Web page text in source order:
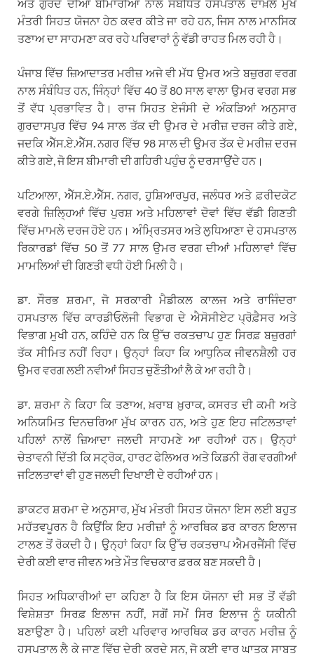
ਅਤੇ ਗੁਰਦੇ ਦੀਆਂ ਬੀਮਾਰੀਆਂ ਨਾਲ ਸੰਬੰਧਿਤ ਹਸਪਤਾਲ ਦਾਖ਼ਲੇ ਮੁੱਖ
ਮੰਤਰੀ ਸਿਹਤ ਯੋਜਨਾ ਹੇਠ ਕਵਰ ਕੀਤੇ ਜਾ ਰਹੇ ਹਨ, ਜਿਸ ਨਾਲ ਮਾਨਸਿਕ
ਤਣਾਅ ਦਾ ਸਾਹਮਣਾ ਕਰ ਰਹੇ ਪਰਿਵਾਰਾਂ ਨੂੰ ਵੱਡੀ ਰਾਹਤ ਮਿਲ ਰਹੀ ਹੈ।
ਪੰਜਾਬ ਵਿੱਚ ਜ਼ਿਆਦਾਤਰ ਮਰੀਜ਼ ਅਜੇ ਵੀ ਮੱਧ ਉਮਰ ਅਤੇ ਬਜ਼ੁਰਗ ਵਰਗ
ਨਾਲ ਸੰਬੰਧਿਤ ਹਨ, ਜਿੰਨ੍ਹਾਂ ਵਿੱਚ 40 ਤੋਂ 80 ਸਾਲ ਵਾਲਾ ਉਮਰ ਵਰਗ ਸਭ
ਤੋਂ ਵੱਧ ਪ੍ਰਭਾਵਿਤ ਹੈ। ਰਾਜ ਸਿਹਤ ਏਜੰਸੀ ਦੇ ਅੰਕੜਿਆਂ ਅਨੁਸਾਰ
ਗੁਰਦਾਸਪੁਰ ਵਿੱਚ 94 ਸਾਲ ਤੱਕ ਦੀ ਉਮਰ ਦੇ ਮਰੀਜ਼ ਦਰਜ ਕੀਤੇ ਗਏ,
ਜਦਕਿ ਐੱਸ.ਏ.ਐੱਸ. ਨਗਰ ਵਿੱਚ 98 ਸਾਲ ਦੀ ਉਮਰ ਤੱਕ ਦੇ ਮਰੀਜ਼ ਦਰਜ
ਕੀਤੇ ਗਏ, ਜੋ ਇਸ ਬੀਮਾਰੀ ਦੀ ਗਹਿਰੀ ਪਹੁੰਚ ਨੂੰ ਦਰਸਾਉਂਦੇ ਹਨ।
ਪਟਿਆਲਾ, ਐੱਸ.ਏ.ਐੱਸ. ਨਗਰ, ਹੁਸ਼ਿਆਰਪੁਰ, ਜਲੰਧਰ ਅਤੇ ਫ਼ਰੀਦਕੋਟ
ਵਰਗੇ ਜ਼ਿਲ੍ਹਿਆਂ ਵਿੱਚ ਪੁਰਸ਼ ਅਤੇ ਮਹਿਲਾਵਾਂ ਦੋਵਾਂ ਵਿੱਚ ਵੱਡੀ ਗਿਣਤੀ
ਵਿੱਚ ਮਾਮਲੇ ਦਰਜ ਹੋਏ ਹਨ। ਅੰਮ੍ਰਿਤਸਰ ਅਤੇ ਲੁਧਿਆਣਾ ਦੇ ਹਸਪਤਾਲ
ਰਿਕਾਰਡਾਂ ਵਿੱਚ 50 ਤੋਂ 77 ਸਾਲ ਉਮਰ ਵਰਗ ਦੀਆਂ ਮਹਿਲਾਵਾਂ ਵਿੱਚ
ਮਾਮਲਿਆਂ ਦੀ ਗਿਣਤੀ ਵਧੀ ਹੋਈ ਮਿਲੀ ਹੈ।
ਡਾ. ਸੌਰਭ ਸ਼ਰਮਾ, ਜੋ ਸਰਕਾਰੀ ਮੈਡੀਕਲ ਕਾਲਜ ਅਤੇ ਰਾਜਿੰਦਰਾ
ਹਸਪਤਾਲ ਵਿੱਚ ਕਾਰਡੀਓਲੋਜੀ ਵਿਭਾਗ ਦੇ ਐਸੋਸੀਏਟ ਪ੍ਰੋਫ਼ੈਸਰ ਅਤੇ
ਵਿਭਾਗ ਮੁਖੀ ਹਨ, ਕਹਿੰਦੇ ਹਨ ਕਿ ਉੱਚ ਰਕਤਚਾਪ ਹੁਣ ਸਿਰਫ਼ ਬਜ਼ੁਰਗਾਂ
ਤੱਕ ਸੀਮਿਤ ਨਹੀਂ ਰਿਹਾ। ਉਨ੍ਹਾਂ ਕਿਹਾ ਕਿ ਆਧੁਨਿਕ ਜੀਵਨਸ਼ੈਲੀ ਹਰ
ਉਮਰ ਵਰਗ ਲਈ ਨਵੀਆਂ ਸਿਹਤ ਚੁਣੌਤੀਆਂ ਲੈ ਕੇ ਆ ਰਹੀ ਹੈ।
ਡਾ. ਸ਼ਰਮਾ ਨੇ ਕਿਹਾ ਕਿ ਤਣਾਅ, ਖ਼ਰਾਬ ਖ਼ੁਰਾਕ, ਕਸਰਤ ਦੀ ਕਮੀ ਅਤੇ
ਅਨਿਯਮਿਤ ਦਿਨਚਰਿਆ ਮੁੱਖ ਕਾਰਨ ਹਨ, ਅਤੇ ਹੁਣ ਇਹ ਜਟਿਲਤਾਵਾਂ
ਪਹਿਲਾਂ ਨਾਲੋਂ ਜ਼ਿਆਦਾ ਜਲਦੀ ਸਾਹਮਣੇ ਆ ਰਹੀਆਂ ਹਨ। ਉਨ੍ਹਾਂ
ਚੇਤਾਵਨੀ ਦਿੱਤੀ ਕਿ ਸਟ੍ਰੋਕ, ਹਾਰਟ ਫੇਲਿਅਰ ਅਤੇ ਕਿਡਨੀ ਰੋਗ ਵਰਗੀਆਂ
ਜਟਿਲਤਾਵਾਂ ਵੀ ਹੁਣ ਜਲਦੀ ਦਿਖਾਈ ਦੇ ਰਹੀਆਂ ਹਨ।
ਡਾਕਟਰ ਸ਼ਰਮਾ ਦੇ ਅਨੁਸਾਰ, ਮੁੱਖ ਮੰਤਰੀ ਸਿਹਤ ਯੋਜਨਾ ਇਸ ਲਈ ਬਹੁਤ
ਮਹੱਤਵਪੂਰਨ ਹੈ ਕਿਉਂਕਿ ਇਹ ਮਰੀਜ਼ਾਂ ਨੂੰ ਆਰਥਿਕ ਡਰ ਕਾਰਨ ਇਲਾਜ
ਟਾਲਣ ਤੋਂ ਰੋਕਦੀ ਹੈ। ਉਨ੍ਹਾਂ ਕਿਹਾ ਕਿ ਉੱਚ ਰਕਤਚਾਪ ਐਮਰਜੈਂਸੀ ਵਿੱਚ
ਦੇਰੀ ਕਈ ਵਾਰ ਜੀਵਨ ਅਤੇ ਮੌਤ ਵਿਚਕਾਰ ਫ਼ਰਕ ਬਣ ਸਕਦੀ ਹੈ।
ਸਿਹਤ ਅਧਿਕਾਰੀਆਂ ਦਾ ਕਹਿਣਾ ਹੈ ਕਿ ਇਸ ਯੋਜਨਾ ਦੀ ਸਭ ਤੋਂ ਵੱਡੀ
ਵਿਸ਼ੇਸ਼ਤਾ ਸਿਰਫ਼ ਇਲਾਜ ਨਹੀਂ, ਸਗੋਂ ਸਮੇਂ ਸਿਰ ਇਲਾਜ ਨੂੰ ਯਕੀਨੀ
ਬਣਾਉਣਾ ਹੈ। ਪਹਿਲਾਂ ਕਈ ਪਰਿਵਾਰ ਆਰਥਿਕ ਡਰ ਕਾਰਨ ਮਰੀਜ਼ ਨੂੰ
ਹਸਪਤਾਲ ਲੈ ਕੇ ਜਾਣ ਵਿੱਚ ਦੇਰੀ ਕਰਦੇ ਸਨ, ਜੋ ਕਈ ਵਾਰ ਘਾਤਕ ਸਾਬਤ